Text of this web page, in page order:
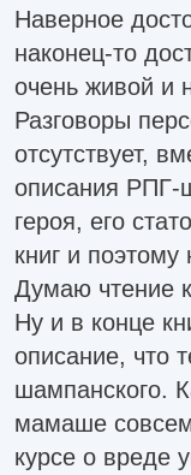
Наверное
наконец-то
очень живой и
Разговоры
отсутствует,
описания РПГ-
героя, его
книг и поэтому
Думаю чтение
Ну и в конце
описание, что
шампанского.
мамаше
курсе о вреде